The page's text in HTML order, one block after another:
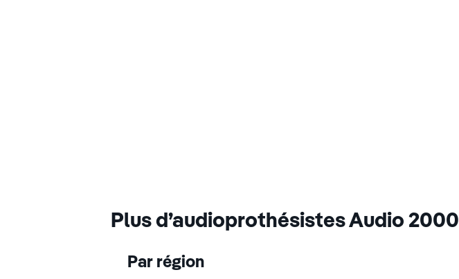
Plus d’audioprothésistes Audio 2000
Par région